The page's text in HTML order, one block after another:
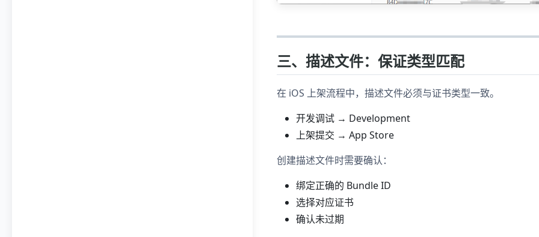
三、描述文件：保证类型匹配
在 iOS 上架流程中，描述文件必须与证书类型一致。
开发调试 → Development
上架提交 → App Store
创建描述文件时需要确认：
绑定正确的 Bundle ID
选择对应证书
确认未过期